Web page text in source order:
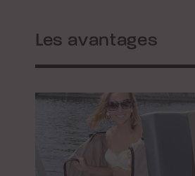
Les avantages